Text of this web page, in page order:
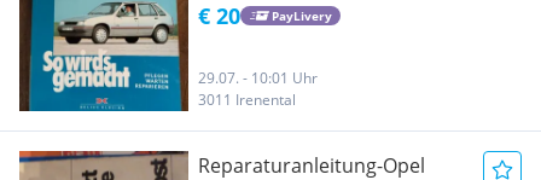
€ 20 PayLivery
29.07. - 10:01 Uhr
3011 Irenental
Reparaturanleitung-Opel